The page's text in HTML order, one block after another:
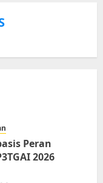
Peran
2026